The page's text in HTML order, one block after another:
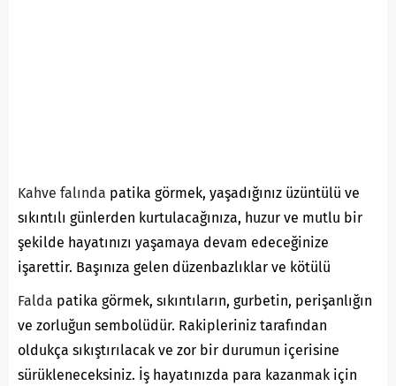
Kahve falında patika görmek, yaşadığınız üzüntülü ve
sıkıntılı günlerden kurtulacağınıza, huzur ve mutlu bir
şekilde hayatınızı yaşamaya devam edeceğinize
işarettir. Başınıza gelen düzenbazlıklar ve kötülü
Falda patika görmek, sıkıntıların, gurbetin, perişanlığın
ve zorluğun sembolüdür. Rakipleriniz tarafından
oldukça sıkıştırılacak ve zor bir durumun içerisine
sürükleneceksiniz. İş hayatınızda para kazanmak için